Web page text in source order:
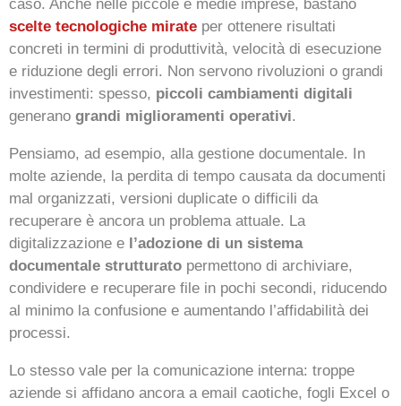
caso. Anche nelle piccole e medie imprese, bastano
scelte tecnologiche mirate per ottenere risultati
concreti in termini di produttività, velocità di esecuzione
e riduzione degli errori. Non servono rivoluzioni o grandi
investimenti: spesso, piccoli cambiamenti digitali
generano grandi miglioramenti operativi.
Pensiamo, ad esempio, alla gestione documentale. In
molte aziende, la perdita di tempo causata da documenti
mal organizzati, versioni duplicate o difficili da
recuperare è ancora un problema attuale. La
digitalizzazione e l’adozione di un sistema
documentale strutturato permettono di archiviare,
condividere e recuperare file in pochi secondi, riducendo
al minimo la confusione e aumentando l’affidabilità dei
processi.
Lo stesso vale per la comunicazione interna: troppe
aziende si affidano ancora a email caotiche, fogli Excel o